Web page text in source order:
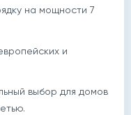
на мощности 7
и
выбор для домов